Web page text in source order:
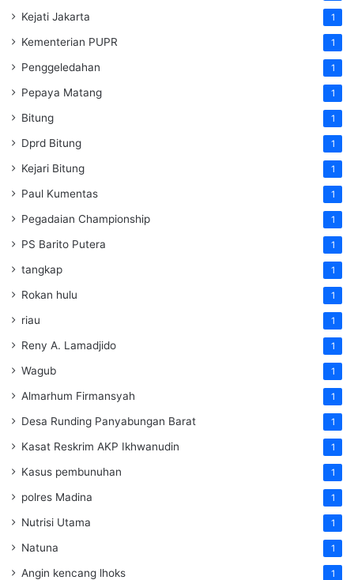
Kejati Jakarta 1
Kementerian PUPR 1
Penggeledahan 1
Pepaya Matang 1
Bitung 1
Dprd Bitung 1
Kejari Bitung 1
Paul Kumentas 1
Pegadaian Championship 1
PS Barito Putera 1
tangkap 1
Rokan hulu 1
riau 1
Reny A. Lamadjido 1
Wagub 1
Almarhum Firmansyah 1
Desa Runding Panyabungan Barat 1
Kasat Reskrim AKP Ikhwanudin 1
Kasus pembunuhan 1
polres Madina 1
Nutrisi Utama 1
Natuna 1
Angin kencang lhoks 1